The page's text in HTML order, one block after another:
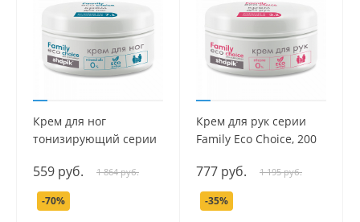
Крем для ног
тонизирующий серии
мл.
559 руб. 1 864 руб.
-70%
Крем для рук серии
Family Eco Choice, 200
777 руб. 1 195 руб.
-35%